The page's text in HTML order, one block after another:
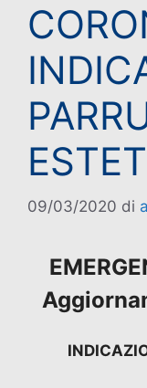
09/03/2020 di